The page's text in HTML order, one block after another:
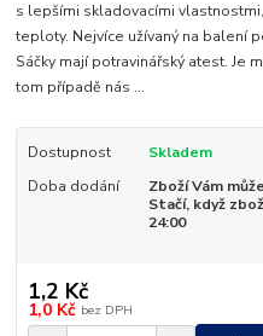
s lepšími skladovacími
teploty. Nejvíce užívaný na balení
Sáčky mají potravinářský atest. Je
tom případě nás ...
Dostupnost
Skladem
Doba dodání
Zboží Vám
Stačí, když
24:00
1,2 Kč
1,0 Kč bez DPH